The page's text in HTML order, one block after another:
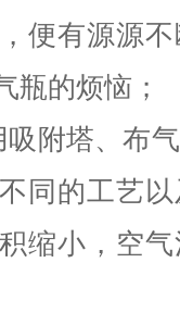
便有源源
瓶的烦恼；
塔、布气
同的工艺
缩小，空